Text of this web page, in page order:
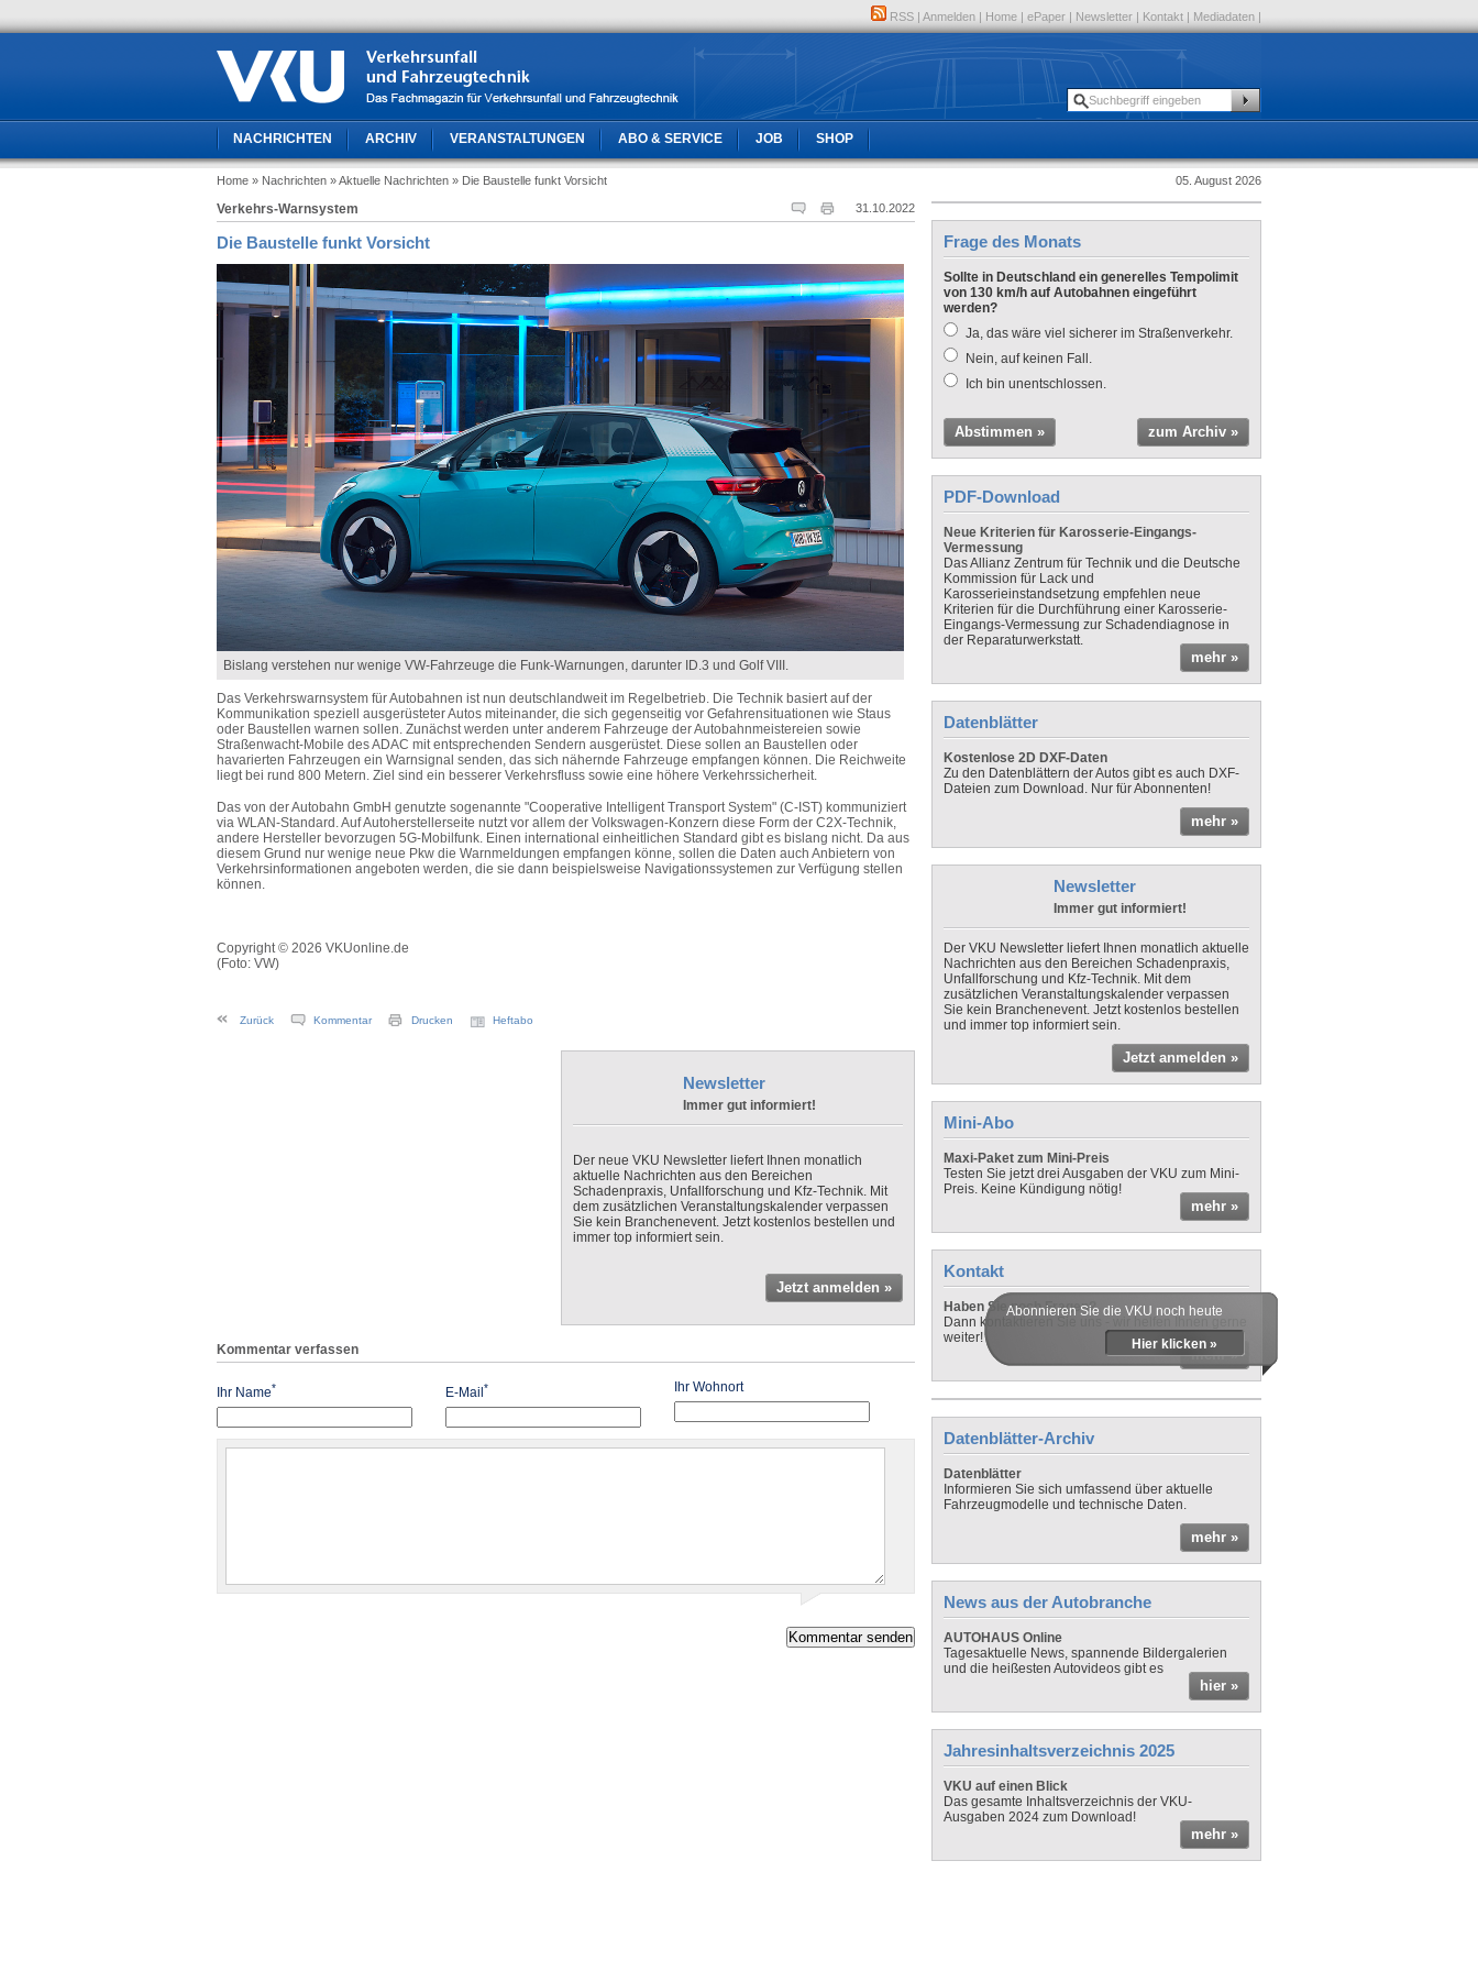
RSS | Anmelden | Home | ePaper | Newsletter | Kontakt | Mediadaten |
NACHRICHTEN ARCHIV VERANSTALTUNGEN ABO & SERVICE JOB SHOP
Home » Nachrichten » Aktuelle Nachrichten » Die Baustelle funkt Vorsicht 05. August 2026
31.10.2022
Verkehrs-Warnsystem
Die Baustelle funkt Vorsicht
Bislang verstehen nur wenige VW-Fahrzeuge die Funk-Warnungen, darunter ID.3 und Golf VIII.
Das Verkehrswarnsystem für Autobahnen ist nun deutschlandweit im Regelbetrieb. Die Technik basiert auf der
Kommunikation speziell ausgerüsteter Autos miteinander, die sich gegenseitig vor Gefahrensituationen wie Staus
oder Baustellen warnen sollen. Zunächst werden unter anderem Fahrzeuge der Autobahnmeistereien sowie
Straßenwacht-Mobile des ADAC mit entsprechenden Sendern ausgerüstet. Diese sollen an Baustellen oder
havarierten Fahrzeugen ein Warnsignal senden, das sich nähernde Fahrzeuge empfangen können. Die Reichweite
liegt bei rund 800 Metern. Ziel sind ein besserer Verkehrsfluss sowie eine höhere Verkehrssicherheit.
Das von der Autobahn GmbH genutzte sogenannte "Cooperative Intelligent Transport System" (C-IST) kommuniziert
via WLAN-Standard. Auf Autoherstellerseite nutzt vor allem der Volkswagen-Konzern diese Form der C2X-Technik,
andere Hersteller bevorzugen 5G-Mobilfunk. Einen international einheitlichen Standard gibt es bislang nicht. Da aus
diesem Grund nur wenige neue Pkw die Warnmeldungen empfangen könne, sollen die Daten auch Anbietern von
Verkehrsinformationen angeboten werden, die sie dann beispielsweise Navigationssystemen zur Verfügung stellen
können.
Copyright © 2026 VKUonline.de
(Foto: VW)
Zurück Kommentar Drucken Heftabo
Newsletter
Immer gut informiert!
Der neue VKU Newsletter liefert Ihnen monatlich
aktuelle Nachrichten aus den Bereichen
Schadenpraxis, Unfallforschung und Kfz-Technik. Mit
dem zusätzlichen Veranstaltungskalender verpassen
Sie kein Branchenevent. Jetzt kostenlos bestellen und
immer top informiert sein.
Jetzt anmelden »
Kommentar verfassen
Ihr Name* E-Mail* Ihr Wohnort
Frage des Monats
Sollte in Deutschland ein generelles Tempolimit
von 130 km/h auf Autobahnen eingeführt
werden?
Ja, das wäre viel sicherer im Straßenverkehr.
Nein, auf keinen Fall.
Ich bin unentschlossen.
Abstimmen » zum Archiv »
PDF-Download
Neue Kriterien für Karosserie-Eingangs-
Vermessung
Das Allianz Zentrum für Technik und die Deutsche
Kommission für Lack und
Karosserieinstandsetzung empfehlen neue
Kriterien für die Durchführung einer Karosserie-
Eingangs-Vermessung zur Schadendiagnose in
der Reparaturwerkstatt.
mehr »
Datenblätter
Kostenlose 2D DXF-Daten
Zu den Datenblättern der Autos gibt es auch DXF-
Dateien zum Download. Nur für Abonnenten!
mehr »
Newsletter
Immer gut informiert!
Der VKU Newsletter liefert Ihnen monatlich aktuelle
Nachrichten aus den Bereichen Schadenpraxis,
Unfallforschung und Kfz-Technik. Mit dem
zusätzlichen Veranstaltungskalender verpassen
Sie kein Branchenevent. Jetzt kostenlos bestellen
und immer top informiert sein.
Jetzt anmelden »
Mini-Abo
Maxi-Paket zum Mini-Preis
Testen Sie jetzt drei Ausgaben der VKU zum Mini-
Preis. Keine Kündigung nötig!
mehr »
Kontakt
Haben Sie noch Fragen?
Dann kontaktieren Sie uns - wir helfen Ihnen gerne
weiter!
mehr »
Abonnieren Sie die VKU noch heute
Hier klicken »
Datenblätter-Archiv
Datenblätter
Informieren Sie sich umfassend über aktuelle
Fahrzeugmodelle und technische Daten.
mehr »
News aus der Autobranche
AUTOHAUS Online
Tagesaktuelle News, spannende Bildergalerien
und die heißesten Autovideos gibt es
hier »
Jahresinhaltsverzeichnis 2025
VKU auf einen Blick
Das gesamte Inhaltsverzeichnis der VKU-
Ausgaben 2024 zum Download!
mehr »